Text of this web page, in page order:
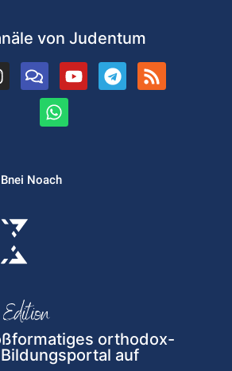
von Judentum
Noach
orthodox-
auf